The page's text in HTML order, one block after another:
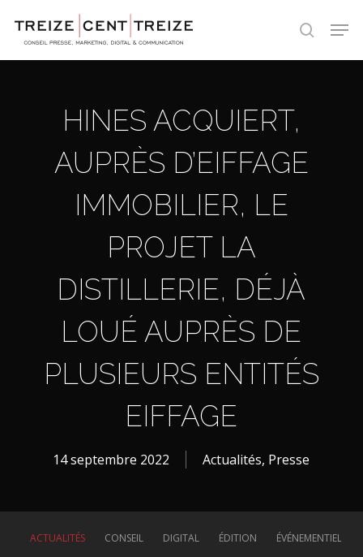
search
HINES ACQUIERT,
AUPRÈS D’EIFFAGE
IMMOBILIER, LE
PROJET LA
DISTILLERIE, DÉJÀ
LOUÉ AUPRÈS DE
PLUSIEURS ENTITÉS
EIFFAGE
14 septembre 2022 Actualités, Presse
ACTUALITÉS CONSEIL DIGITAL ÉDITION ÉVÉNEMENTIEL